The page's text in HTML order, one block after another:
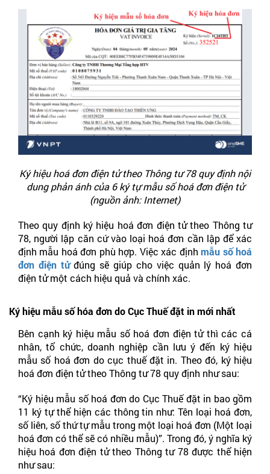
Ký hiệu hoá đơn điện tử theo Thông tư 78 quy định nội
dung phản ánh của 6 ký tự mẫu số hoá đơn điện tử
(nguồn ảnh: Internet)
Theo quy định ký hiệu hoá đơn điện tử theo Thông tư
78, người lập căn cứ vào loại hoá đơn cần lập để xác
định mẫu hoá đơn phù hợp. Việc xác địnhmẫu số hoá
đơn điện tửđúng sẽ giúp cho việc quản lý hoá đơn
điện tử một cách hiệu quả và chính xác.
Ký hiệu mẫu số hóa đơn do Cục Thuế đặt in mới nhất
Bên cạnh ký hiệu mẫu số hoá đơn điện tử thì các cá
nhân, tổ chức, doanh nghiệp cần lưu ý đến ký hiệu
mẫu số hoá đơn do cục thuế đặt in. Theo đó, ký hiệu
hoá đơn điện tử theo Thông tư 78 quy định như sau:
“Ký hiệu mẫu số hoá đơn do Cục Thuế đặt in bao gồm
11 ký tự thể hiện các thông tin như: Tên loại hoá đơn,
số liên, số thứ tự mẫu trong một loại hoá đơn (Một loại
hoá đơn có thể sẽ có nhiều mẫu)”. Trong đó, ý nghĩa ký
hiệu hoá đơn điện tử theo Thông tư 78 được thể hiện
như sau: